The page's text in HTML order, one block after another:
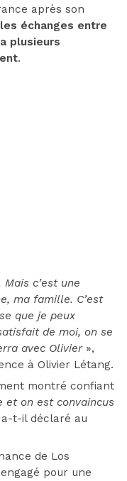
après son
les échanges entre
plusieurs
.
c’est une
ma famille. C’est
que je peux
de moi, on se
avec Olivier »,
à Olivier Létang.
montré confiant
et on est convaincus
a-t-il déclaré au
de Los
pour une